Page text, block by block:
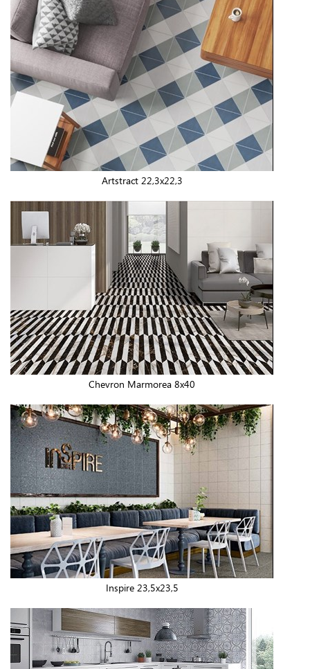
Artstract 22,3x22,3
Chevron Marmorea 8x40
Inspire 23,5x23,5